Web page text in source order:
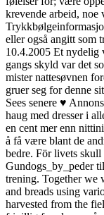
krevende arbeid,
eller også angitt som
10.4.2005 Et nydelig
gangs skyld var det
mister nattesøvnen
gruer seg for denne
Sees senere ♥
haug med dresser i
en cent mer enn
å få være blant de
bedre. För livets
Gundogs_by_peder
trening. Together we
and breads using
harvested from the